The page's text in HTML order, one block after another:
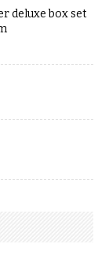
deluxe box set